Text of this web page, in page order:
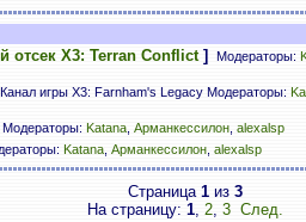
X3: Terran Conflict] Модераторы:
Канал игры X3: Farnham's Legacy Модераторы:
Модераторы: Katana Арманкессилон alexalsp
Katana Арманкессилон alexalsp
Страница 1 из 3
На страницу: 1, 2, 3 След.